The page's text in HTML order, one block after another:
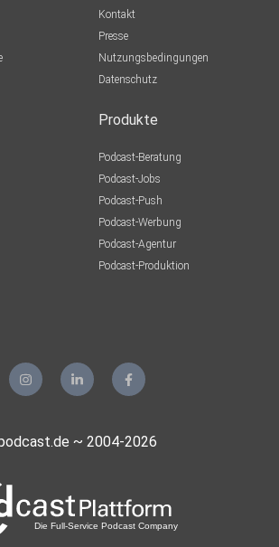
Kontakt
Presse
Nutzungsbedingungen
Datenschutz
Produkte
Podcast-Beratung
Podcast-Jobs
Podcast-Push
Podcast-Werbung
Podcast-Agentur
Podcast-Produktion
~ 2004-2026